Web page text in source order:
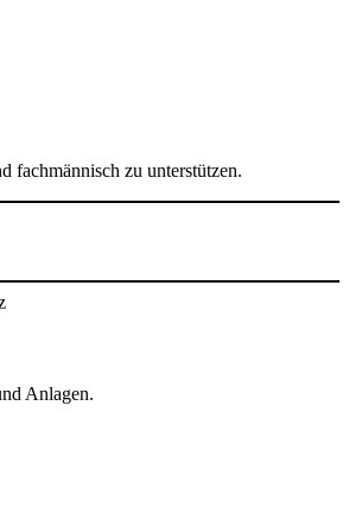
fachmännisch zu unterstützen.
Anlagen.